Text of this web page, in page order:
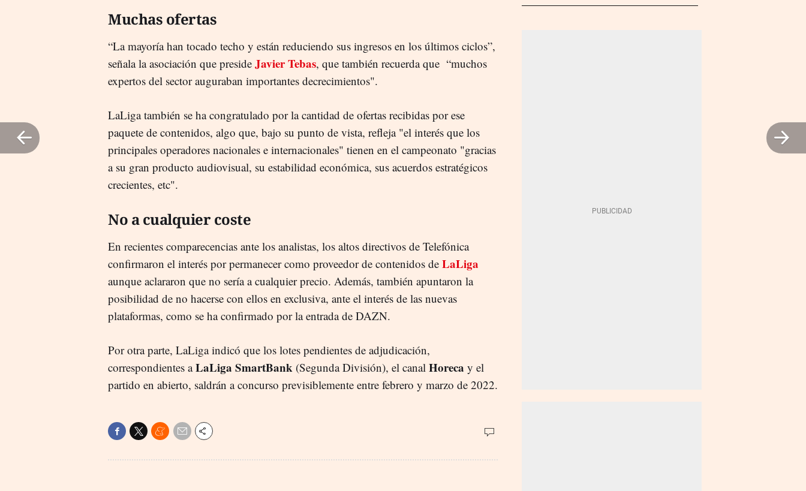
Muchas ofertas
“La mayoría han tocado techo y están reduciendo sus ingresos en los últimos ciclos”,
señala la asociación que preside Javier Tebas, que también recuerda que “muchos
expertos del sector auguraban importantes decrecimientos".
LaLiga también se ha congratulado por la cantidad de ofertas recibidas por ese
paquete de contenidos, algo que, bajo su punto de vista, refleja "el interés que los
principales operadores nacionales e internacionales" tienen en el campeonato "gracias
a su gran producto audiovisual, su estabilidad económica, sus acuerdos estratégicos
crecientes, etc".
No a cualquier coste
En recientes comparecencias ante los analistas, los altos directivos de Telefónica
confirmaron el interés por permanecer como proveedor de contenidos de LaLiga
aunque aclararon que no sería a cualquier precio. Además, también apuntaron la
posibilidad de no hacerse con ellos en exclusiva, ante el interés de las nuevas
plataformas, como se ha confirmado por la entrada de DAZN.
Por otra parte, LaLiga indicó que los lotes pendientes de adjudicación,
correspondientes aLaLiga SmartBank (Segunda División), el canal Horeca y el
partido en abierto, saldrán a concurso previsiblemente entre febrero y marzo de 2022.